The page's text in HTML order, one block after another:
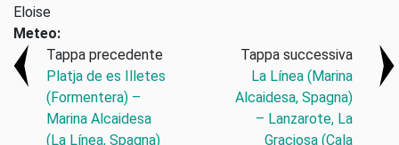
Eloise
Meteo:
Tappa precedente
Platja de es Illetes
(Formentera) –
Marina Alcaidesa
(La Línea, Spagna)
Tappa successiva
La Línea (Marina
Alcaidesa, Spagna)
– Lanzarote, La
Graciosa (Cala